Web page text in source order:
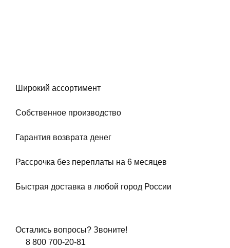
Широкий ассортимент
Собственное производство
Гарантия возврата денег
Рассрочка без переплаты на 6 месяцев
Быстрая доставка в любой город России
Остались вопросы? Звоните!
8 800 700-20-81